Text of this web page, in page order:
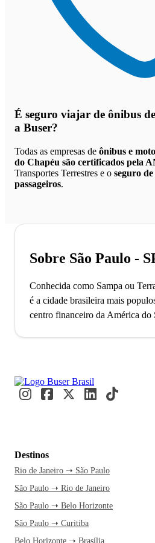
É seguro viajar de ônibus
a Buser?
Todas as empresas de ônibus e
do Chapéu são certificados pela
Transportes Terrestres e o seguro
passageiros.
Sobre São Paulo -
Conhecida como Sampa ou
é a cidade brasileira mais
centro financeiro da América do
eventos internacionais como a
Fashion Week acontecem.
Paulista e suas atrações
essa energia contagiante é
para embarcar agora. Uma
transforma a viagem em um
tempo livre para você planejar
Destinos
Rio de Janeiro ➝ São Paulo
São Paulo ➝ Rio de Janeiro
São Paulo ➝ Belo Horizonte
São Paulo ➝ Curitiba
Belo Horizonte ➝ Brasília